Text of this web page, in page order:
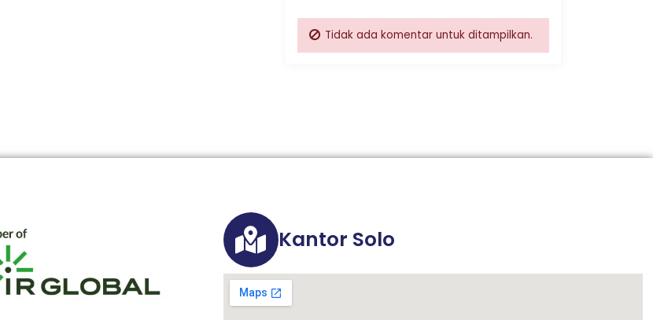
Tidak ada komentar untuk ditampilkan.
Kantor Solo